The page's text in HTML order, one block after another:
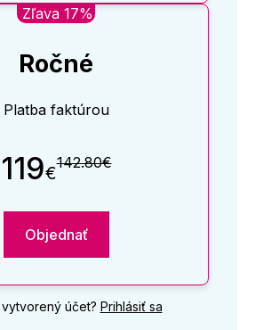
Zľava 17%
Ročné
Platba faktúrou
119€142.80€
Objednať
účet? Prihlásiť sa